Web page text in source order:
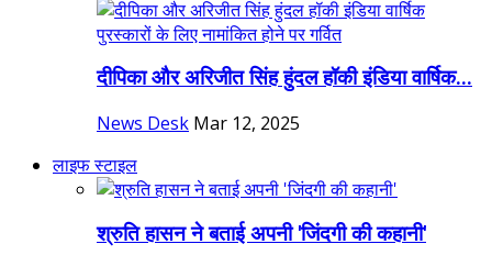
दीपिका और अरिजीत सिंह हुंदल हॉकी इंडिया वार्षिक...
News Desk Mar 12, 2025
लाइफ स्टाइल
श्रुति हासन ने बताई अपनी 'जिंदगी की कहानी'